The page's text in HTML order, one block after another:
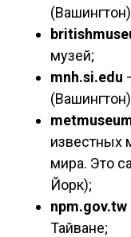
музей;
mnh.si.edu
известных
мира. Это
Йорк);
npm.gov.tw
Тайване;